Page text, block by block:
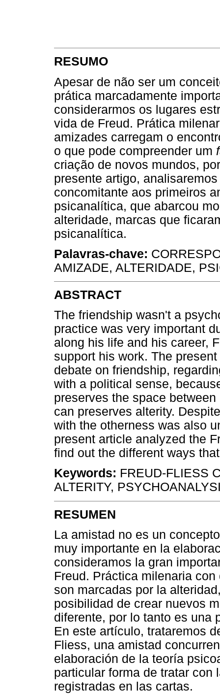
RESUMO
Apesar de não ser um
prática marcadamente
considerarmos os lugares
vida de Freud. Prática
amizades carregam o
o que pode compreender um
criação de novos mundos,
presente artigo,
concomitante aos primeiros
psicanalítica, que abarcou
alteridade, marcas que
psicanalítica.
Palavras-chave:
AMIZADE, ALTERIDADE,
ABSTRACT
The friendship wasn't a
practice was very important
along his life and his career,
support his work. The
debate on friendship,
with a political sense,
preserves the space
can preserves alterity.
with the otherness was also
present article analyzed the
find out the different ways
Keywords: FREUD-FLIESS
ALTERITY,
RESUMEN
La amistad no es un
muy importante en la
consideramos la gran
Freud. Práctica milenaria
son marcadas por la
posibilidad de crear nuevos
diferente, por lo tanto es una
En este artículo, trataremos
Fliess, una amistad
elaboración de la teoría
particular forma de tratar con
registradas en las cartas.